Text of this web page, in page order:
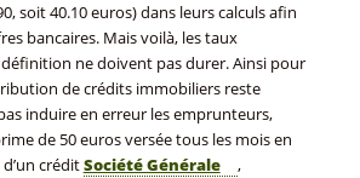
soit 40.10 euros) dans leurs calculs afin
bancaires. Mais voilà, les taux
ne doivent pas durer. Ainsi pour
de crédits immobiliers reste
induire en erreur les emprunteurs,
de 50 euros versée tous les mois en
créditSociété Générale
,